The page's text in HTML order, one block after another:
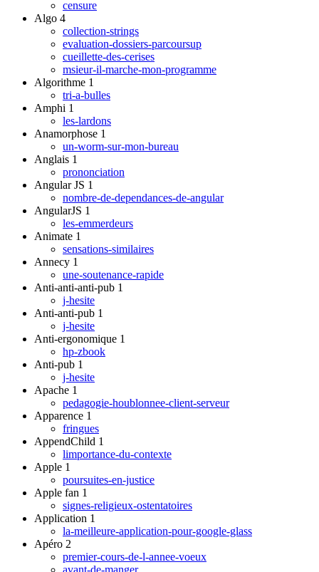
censure
Algo 4
collection-strings
evaluation-dossiers-parcoursup
cueillette-des-cerises
msieur-il-marche-mon-programme
Algorithme 1
tri-a-bulles
Amphi 1
les-lardons
Anamorphose 1
un-worm-sur-mon-bureau
Anglais 1
prononciation
Angular JS 1
nombre-de-dependances-de-angular
AngularJS 1
les-emmerdeurs
Animate 1
sensations-similaires
Annecy 1
une-soutenance-rapide
Anti-anti-anti-pub 1
j-hesite
Anti-anti-pub 1
j-hesite
Anti-ergonomique 1
hp-zbook
Anti-pub 1
j-hesite
Apache 1
pedagogie-houblonnee-client-serveur
Apparence 1
fringues
AppendChild 1
limportance-du-contexte
Apple 1
poursuites-en-justice
Apple fan 1
signes-religieux-ostentatoires
Application 1
la-meilleure-application-pour-google-glass
Apéro 2
premier-cours-de-l-annee-voeux
avant-de-manger